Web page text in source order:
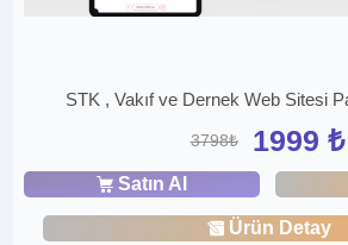
STK , Vakıf ve Dernek Web Sitesi
3798₺ 1999 ₺
Satın Al
Ürün Detay